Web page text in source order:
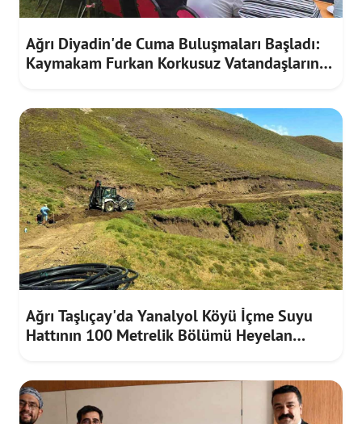
Ağrı Diyadin'de Cuma Buluşmaları Başladı:
Kaymakam Furkan Korkusuz Vatandaşların
Ağrı Taşlıçay'da Yanalyol Köyü İçme Suyu
Hattının 100 Metrelik Bölümü Heyelan